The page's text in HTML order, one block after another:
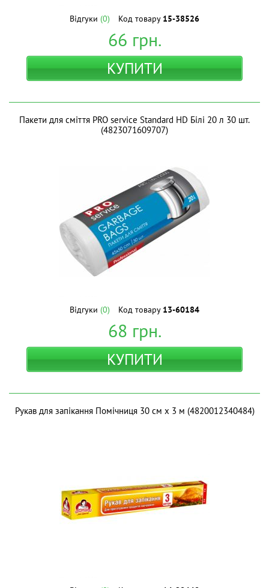
Відгуки (0) Код товару 15-38526
66 грн.
КУПИТИ
Пакети для сміття PRO service Standard HD Білі 20 л 30 шт.
(4823071609707)
Відгуки (0) Код товару 13-60184
68 грн.
КУПИТИ
Рукав для запікання Помічниця 30 см х 3 м (4820012340484)